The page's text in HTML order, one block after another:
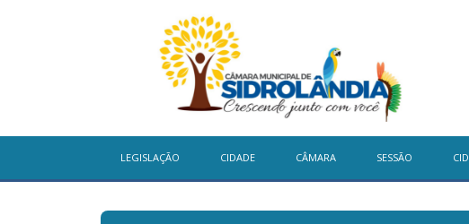
LEGISLAÇÃO CIDADE CÂMARA SESSÃO